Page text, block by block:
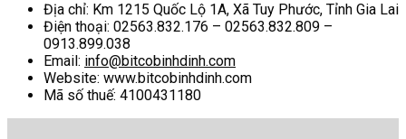
Địa chỉ: Km 1215 Quốc Lộ 1A, Xã Tuy Phước, Tỉnh Gia Lai
Điện thoại: 02563.832.176 – 02563.832.809 –
0913.899.038
Email: info@bitcobinhdinh.com
Website: www.bitcobinhdinh.com
Mã số thuế: 4100431180